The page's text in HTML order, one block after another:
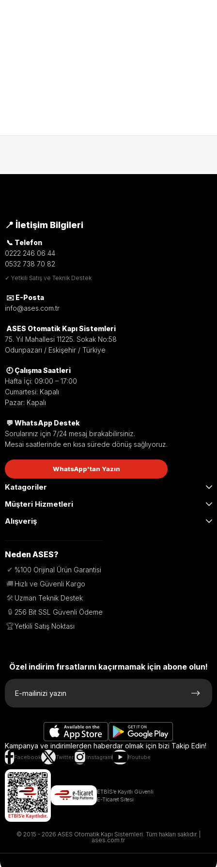
📍 İletişim Bilgileri
📞 Telefon
0222 246 06 44
0532 738 70 82
✓ Yetkili Satış ve Teknik Destek
✉️ E-Posta
info@ases.com.tr
ASES Otomatik Kapı Sistemleri
75. Yıl Mahallesi 11225. Sokak No:58
Odunpazarı / Eskişehir / Türkiye
🕘 Çalışma Saatleri
Hafta İçi: 09:00 – 17:00
Cumartesi: Kapalı
Pazar: Kapalı
💬 WhatsApp Destek
Sorularınız için 7/24 mesaj bırakabilirsiniz.
Mesai saatlerinde en kısa sürede dönüş sağlıyoruz.
WhatsApp'tan Yazın
Katagoriler
Müşteri Hizmetleri
Alışveriş
Neden ASES?
✔ %100 Orijinal Ürün Garantisi
🚚 Hızlı ve Güvenli Kargo
🛠️ Uzman Teknik Destek
🔒 256 Bit SSL Güvenli Ödeme
🏆Yetkili Satış Noktası
Özel indirim fırsatlarını kaçırmamak için abone olun!
Kampanya ve indirimlerden haberdar olmak için bizi Takip Edin!
Facebook Twitter Instagram Youtube
ETBİS’e Kayıtlı Güvenli
E-Ticaret Sitesi
© 2015 - 2026 ASES Otomatik Kapı Sistemleri. Tüm hakları saklıdır. |
ases.com.tr